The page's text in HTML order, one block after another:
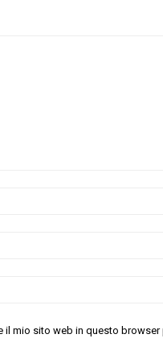
il mio sito web in questo